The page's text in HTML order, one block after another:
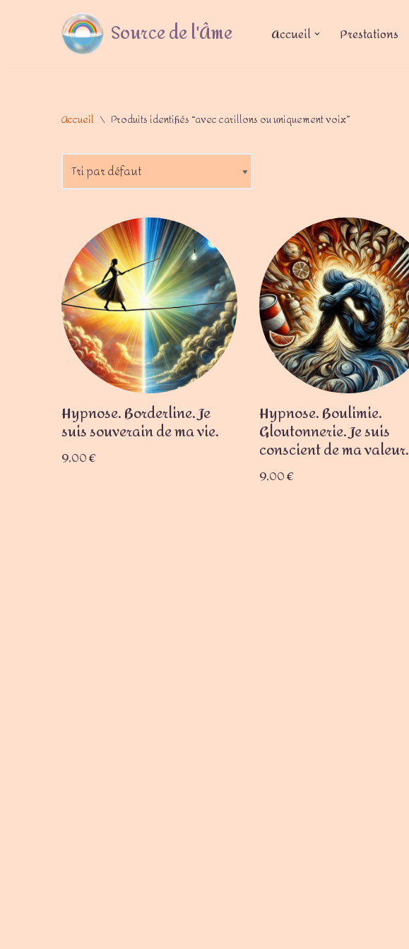
Source de l'Âme Accueil Prestations
Accueil \ Produits identifiés “avec carillons ou uniquement voix”
Hypnose. Borderline. Je
suis souverain de ma vie.
9,00€
Hypnose. Boulimie.
Gloutonnerie. Je suis
conscient de ma valeur.
9,00€